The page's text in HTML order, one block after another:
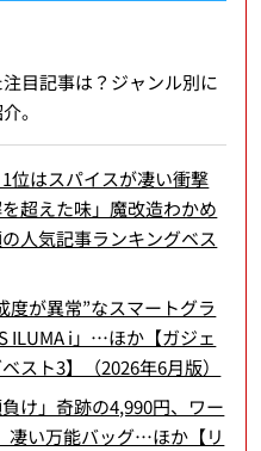
目記事は？ジャンル別に
。
位はスパイスが凄い衝撃
超えた味」魔改造わかめ
人気記事ランキングベス
度が異常”なスマートグラ
ILUMA i」…ほか【ガジェ
スト3】（2026年6月版）
け」奇跡の4,990円、ワー
凄い万能バッグ…ほか【リ